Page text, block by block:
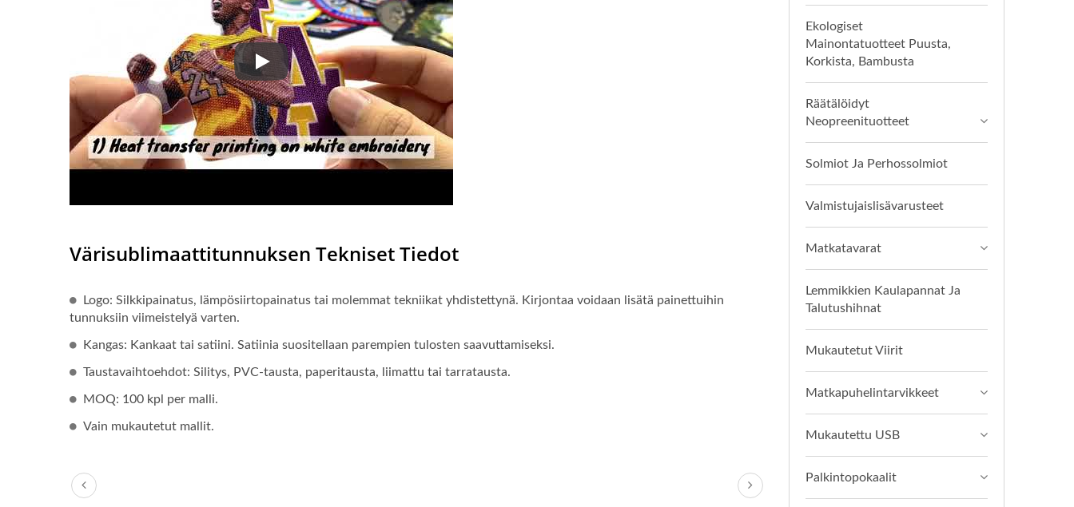
Tässä videossa esittelemme kolme erilaista värisublimaatiopatchia, jotka havainnollistavat tämän merkittävän tekniikan loputtomia
Värisublimaattitunnuksen Tekniset Tiedot
Logo: Silkkipainatus, lämpösiirtopainatus tai molemmat tekniikat yhdistettynä. Kirjontaa voidaan lisätä painettuihin
tunnuksiin viimeistelyä varten.
Kangas: Kankaat tai satiini. Satiinia suositellaan parempien tulosten saavuttamiseksi.
Taustavaihtoehdot: Silitys, PVC-tausta, paperitausta, liimattu tai tarratausta.
MOQ: 100 kpl per malli.
Vain mukautetut mallit.
Ekologiset
Mainontatuotteet Puusta,
Korkista, Bambusta
Räätälöidyt
Neopreenituotteet
Solmiot Ja Perhossolmiot
Valmistujaislisävarusteet
Matkatavarat
Lemmikkien Kaulapannat Ja
Talutushihnat
Mukautetut Viirit
Matkapuhelintarvikkeet
Mukautettu USB
Palkintopokaalit